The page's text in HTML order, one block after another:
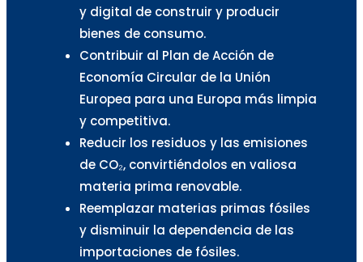
y digital de construir y producir
bienes de consumo.
Contribuir al Plan de Acción de
Economía Circular de la Unión
Europea para una Europa más limpia
y competitiva.
Reducir los residuos y las emisiones
de CO₂, convirtiéndolos en valiosa
materia prima renovable.
Reemplazar materias primas fósiles
y disminuir la dependencia de las
importaciones de fósiles.